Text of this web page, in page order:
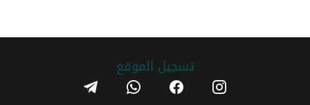
تسجیل الموقع instagram
facebook
whatsapp
telegram